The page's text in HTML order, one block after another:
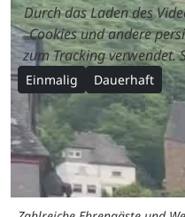
Durch das Laden des
Cookies und andere
zum Tracking verwendet.
Einmalig Dauerhaft